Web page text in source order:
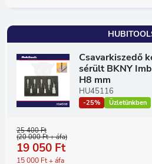
Csavarkiszedő
sérült BKNY
H8 mm
HU45116
-25% Üzletünkben
25 400 Ft
(20 000 Ft + áfa)
19 050 Ft
15 000 Ft + áfa